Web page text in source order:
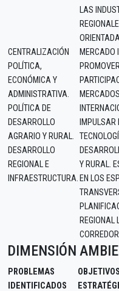
CENTRALIZACIÓN
POLÍTICA,
ECONÓMICA Y
ADMINISTRATIVA.
POLÍTICA DE
DESARROLLO
AGRARIO Y RURAL.
DESARROLLO
REGIONAL E
INFRAESTRUCTURA.
LAS
MERCADO
MERCADOS
IMPULSAR
Y RURAL.
EN LOS
REGIONAL
DIMENSIÓN
PROBLEMAS
IDENTIFICADOS
OBJETIVOS